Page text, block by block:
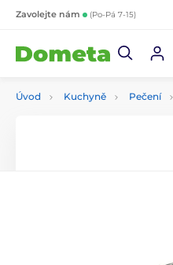
Zavolejte nám (Po-Pá 7-15)
Úvod Kuchyně Pečení